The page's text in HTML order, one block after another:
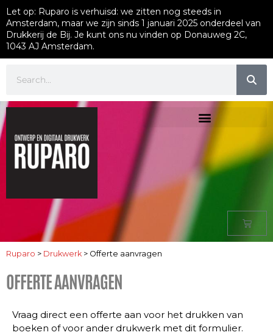
Let op: Ruparo is verhuisd: we zitten nog steeds in
Amsterdam, maar we zijn sinds 1 januari 2025 onderdeel van
Drukkerij de Bij. Je kunt ons nu vinden op Donauweg 2C,
1043 AJ Amsterdam.
Ruparo > Drukwerk > Offerte aanvragen
OFFERTE AANVRAGEN
Vraag direct een offerte aan voor het drukken van
boeken of voor ander drukwerk met dit formulier.